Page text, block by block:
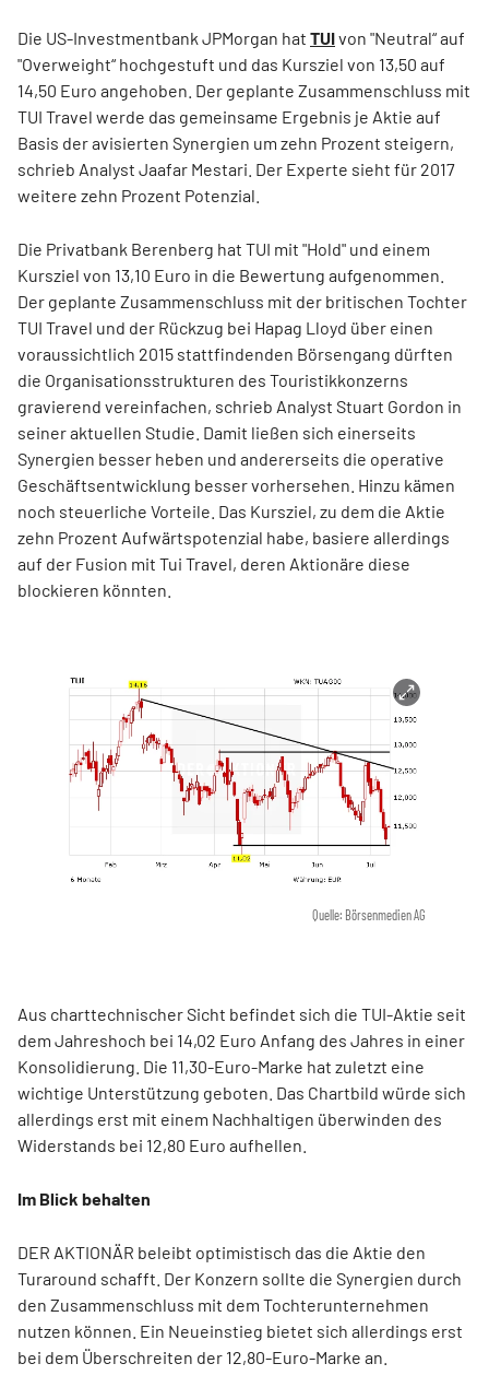
Die US-Investmentbank JPMorgan hat TUIvon "Neutral“ auf
"Overweight“ hochgestuft und das Kursziel von 13,50 auf
14,50 Euro angehoben. Der geplante Zusammenschluss mit
TUI Travel werde das gemeinsame Ergebnis je Aktie auf
Basis der avisierten Synergien um zehn Prozent steigern,
schrieb Analyst Jaafar Mestari. Der Experte sieht für 2017
weitere zehn Prozent Potenzial.
Die Privatbank Berenberg hat TUI mit "Hold" und einem
Kursziel von 13,10 Euro in die Bewertung aufgenommen.
Der geplante Zusammenschluss mit der britischen Tochter
TUI Travel und der Rückzug bei Hapag Lloyd über einen
voraussichtlich 2015 stattfindenden Börsengang dürften
die Organisationsstrukturen des Touristikkonzerns
gravierend vereinfachen, schrieb Analyst Stuart Gordon in
seiner aktuellen Studie. Damit ließen sich einerseits
Synergien besser heben und andererseits die operative
Geschäftsentwicklung besser vorhersehen. Hinzu kämen
noch steuerliche Vorteile. Das Kursziel, zu dem die Aktie
zehn Prozent Aufwärtspotenzial habe, basiere allerdings
auf der Fusion mit Tui Travel, deren Aktionäre diese
blockieren könnten.
Quelle: Börsenmedien AG
Aus charttechnischer Sicht befindet sich die TUI-Aktie seit
dem Jahreshoch bei 14,02 Euro Anfang des Jahres in einer
Konsolidierung. Die 11,30-Euro-Marke hat zuletzt eine
wichtige Unterstützung geboten. Das Chartbild würde sich
allerdings erst mit einem Nachhaltigen überwinden des
Widerstands bei 12,80 Euro aufhellen.
Im Blick behalten
DER AKTIONÄR beleibt optimistisch das die Aktie den
Turaround schafft. Der Konzern sollte die Synergien durch
den Zusammenschluss mit dem Tochterunternehmen
nutzen können. Ein Neueinstieg bietet sich allerdings erst
bei dem Überschreiten der 12,80-Euro-Marke an.